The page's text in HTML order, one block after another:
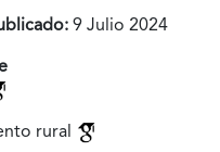
9 Julio 2024
rural